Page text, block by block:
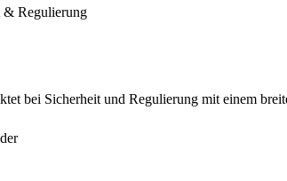
& Regulierung
bei Sicherheit und Regulierung mit einem